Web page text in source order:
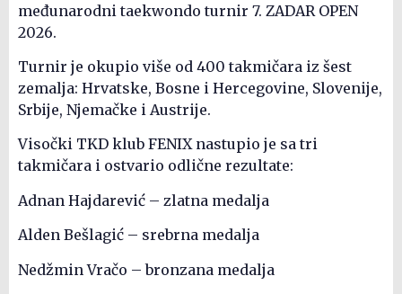
međunarodni taekwondo turnir 7. ZADAR OPEN
2026.
Turnir je okupio više od 400 takmičara iz šest
zemalja: Hrvatske, Bosne i Hercegovine, Slovenije,
Srbije, Njemačke i Austrije.
Visočki TKD klub FENIX nastupio je sa tri
takmičara i ostvario odlične rezultate:
Adnan Hajdarević – zlatna medalja
Alden Bešlagić – srebrna medalja
Nedžmin Vračo – bronzana medalja